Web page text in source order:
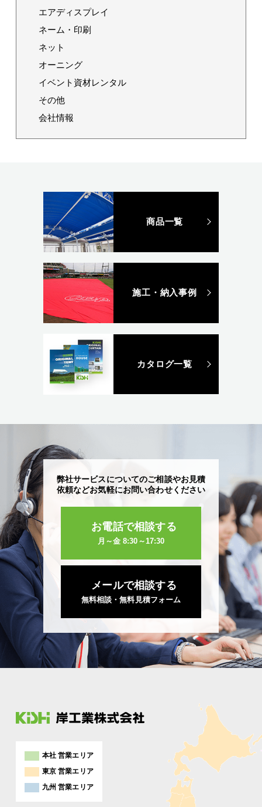
エアディスプレイ
ネーム・印刷
ネット
オーニング
イベント資材レンタル
その他
会社情報
商品一覧
施工・納入事例
カタログ一覧
弊社サービスについてのご相談やお見積
依頼などお気軽にお問い合わせください
お電話で相談する
月～金 8:30～17:30
メールで相談する
無料相談・無料見積フォーム
本社 営業エリア
東京 営業エリア
九州 営業エリア